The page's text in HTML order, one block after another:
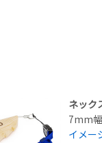
ネック
7mm
イメー